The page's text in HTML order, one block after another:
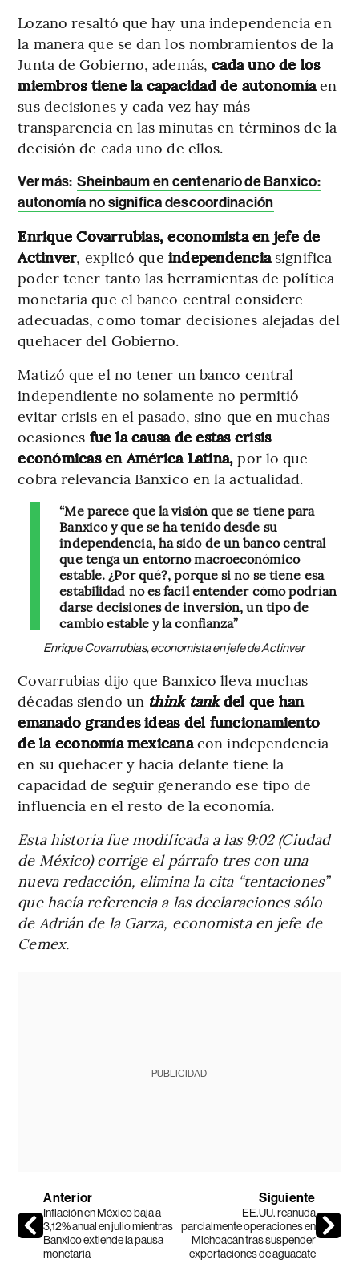
Lozano resaltó que hay una independencia en
la manera que se dan los nombramientos de la
Junta de Gobierno, además,cada uno de los
miembros tiene la capacidad de autonomíaen
sus decisiones y cada vez hay más
transparencia en las minutas en términos de la
decisión de cada uno de ellos.
Ver más: Sheinbaum en centenario de Banxico:
autonomía no significa descoordinación
Enrique Covarrubias, economista en jefe de
Actinver, explicó que independenciasignifica
poder tener tanto las herramientas de política
monetaria que el banco central considere
adecuadas, como tomar decisiones alejadas del
quehacer del Gobierno.
Matizó que el no tener un banco central
independiente no solamente no permitió
evitar crisis en el pasado, sino que en muchas
ocasiones fue la causa de estas crisis
económicas en América Latina, por lo que
cobra relevancia Banxico en la actualidad.
“Me parece que la visión que se tiene para
Banxico y que se ha tenido desde su
independencia, ha sido de un banco central
que tenga un entorno macroeconómico
estable. ¿Por qué?, porque si no se tiene esa
estabilidad no es fácil entender cómo podrían
darse decisiones de inversión, un tipo de
cambio estable y la confianza”
Enrique Covarrubias, economista en jefe de Actinver
Covarrubias dijo que Banxico lleva muchas
décadas siendo un think tankdel que han
emanado grandes ideas del funcionamiento
de la economía mexicanacon independencia
en su quehacer y hacia delante tiene la
capacidad de seguir generando ese tipo de
influencia en el resto de la economía.
Esta historia fue modificada a las 9:02 (Ciudad
de México) corrige el párrafo tres con una
nueva redacción, elimina la cita “tentaciones”
que hacía referencia a las declaraciones sólo
de Adrián de la Garza, economista en jefe de
Cemex.
PUBLICIDAD
Anterior
Inflación en México baja a
3,12% anual en julio mientras
Banxico extiende la pausa
monetaria
Siguiente
EE.UU. reanuda
parcialmente operaciones en
Michoacán tras suspender
exportaciones de aguacate